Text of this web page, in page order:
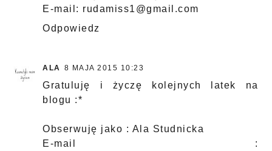
E-mail: rudamiss1@gmail.com
Odpowiedz
ALA 8 MAJA 2015 10:23
Gratuluję i życzę kolejnych latek na
blogu :*
Obserwuję jako : Ala Studnicka
E-mail :